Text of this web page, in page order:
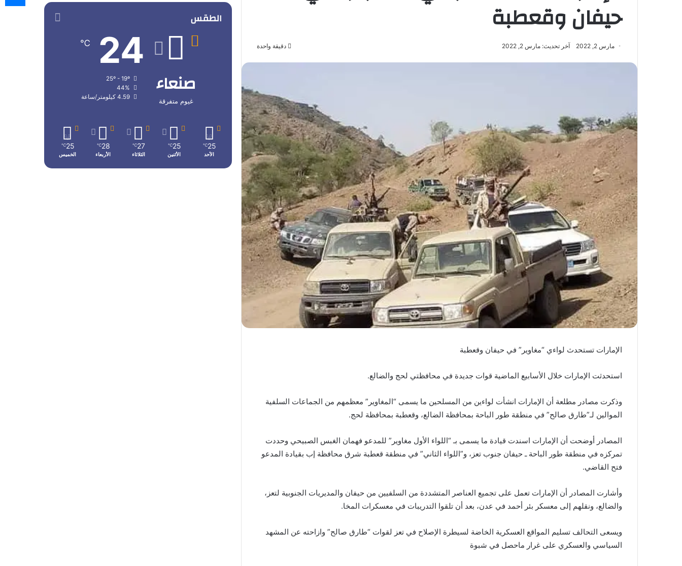
حيفان وقعطبة
مارس 2, 2022 آخر تحديث: مارس 2, 2022 دقيقة واحدة
الإمارات تستحدث لواءي “مغاوير” في حيفان وقعطبة
استحدثت الإمارات خلال الأسابيع الماضية قوات جديدة في محافظتي لحج والضالع.
وذكرت مصادر مطلعة أن الإمارات انشأت لواءين من المسلحين ما يسمى “المغاوير” معظمهم من الجماعات السلفية
الموالين لـ”طارق صالح” في منطقة طور الباحة بمحافظة الضالع، وقعطبة بمحافظة لحج.
المصادر أوضحت أن الإمارات اسندت قيادة ما يسمى بـ “اللواء الأول مغاوير” للمدعو فهمان الغبس الصبيحي وحددت
تمركزه في منطقة طور الباحة ـ حيفان جنوب تعز، و”اللواء الثاني” في منطقة قعطبة شرق محافظة إب بقيادة المدعو
فتح القاضي.
وأشارت المصادر أن الإمارات تعمل على تجميع العناصر المتشددة من السلفيين من حيفان والمديريات الجنوبية لتعز،
والضالع، ونقلهم إلى معسكر بئر أحمد في عدن، بعد أن تلقوا التدريبات في معسكرات المخا.
ويسعى التحالف تسليم المواقع العسكرية الخاضة لسيطرة الإصلاح في تعز لقوات “طارق صالح” وازاحته عن المشهد
السياسي والعسكري على غرار ماحصل في شبوة
الطقس
صنعاء
غيوم متفرقة
24
℃
25º - 19º
44%
4.59 كيلومتر/ساعة
25
℃
الأحد
25
℃
الأثنين
27
℃
الثلاثاء
28
℃
الأربعاء
25
℃
الخميس